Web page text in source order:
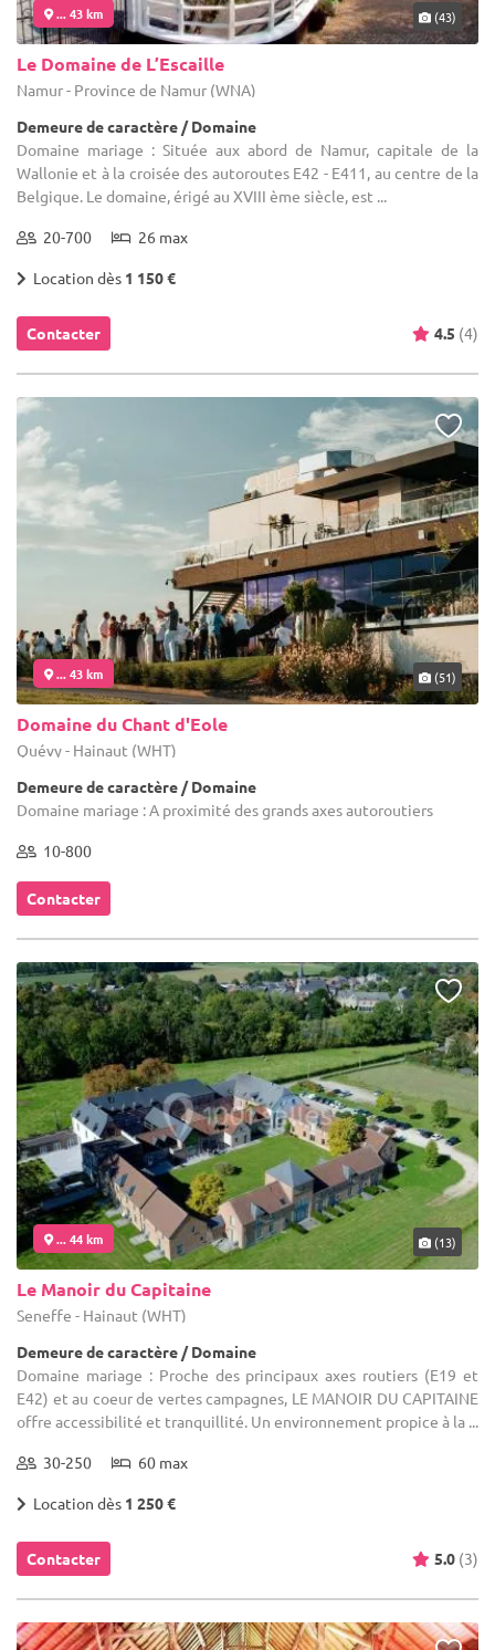
... 43 km (43)
Le Domaine de L’Escaille
Namur - Province de Namur (WNA)
Demeure de caractère / Domaine
Domaine mariage : Située aux abord de Namur, capitale de la
Wallonie et à la croisée des autoroutes E42 - E411, au centre de la
Belgique. Le domaine, érigé au XVIII ème siècle, est ...
20-700 26 max
Location dès 1 150 €
Contacter 4.5 (4)
... 43 km (51)
Domaine du Chant d'Eole
Quévy - Hainaut (WHT)
Demeure de caractère / Domaine
Domaine mariage : A proximité des grands axes autoroutiers
10-800
Contacter
... 44 km (13)
Le Manoir du Capitaine
Seneffe - Hainaut (WHT)
Demeure de caractère / Domaine
Domaine mariage : Proche des principaux axes routiers (E19 et
E42) et au coeur de vertes campagnes, LE MANOIR DU CAPITAINE
offre accessibilité et tranquillité. Un environnement propice à la ...
30-250 60 max
Location dès 1 250 €
Contacter 5.0 (3)